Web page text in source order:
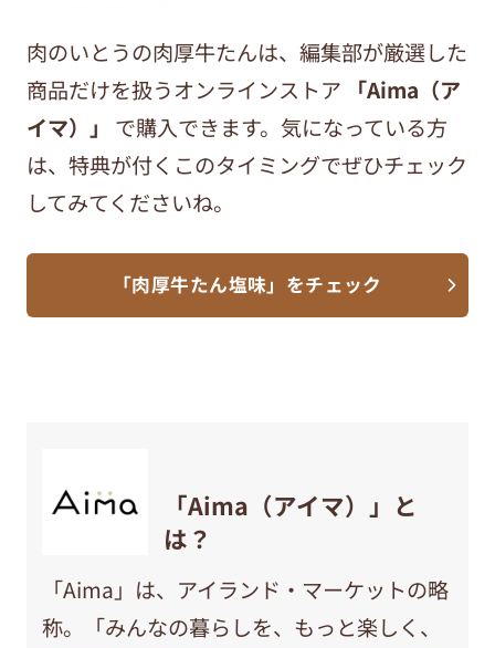
肉のいとうの肉厚牛たんは、編集部が厳選した
商品だけを扱うオンラインストア
「Aima（ア
イマ）」
で購入できます。気になっている方
は、特典が付くこのタイミングでぜひチェック
してみてくださいね。
「肉厚牛たん塩味」をチェック
「Aima（アイマ）」と
は？
「Aima」は、アイランド・マーケットの略
称。「みんなの暮らしを、もっと楽しく、